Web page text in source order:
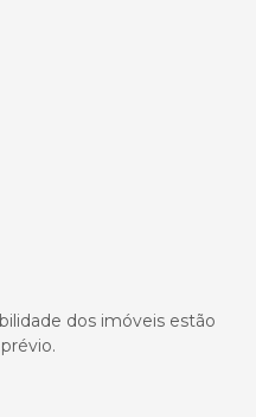
dos imóveis estão